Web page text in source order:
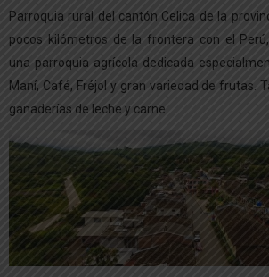
Parroquia rural del cantón Celica de la
pocos kilómetros de la frontera con el
una parroquia agrícola dedicada
Maní, Café, Fréjol y gran variedad de frutas.
ganaderías de leche y carne.